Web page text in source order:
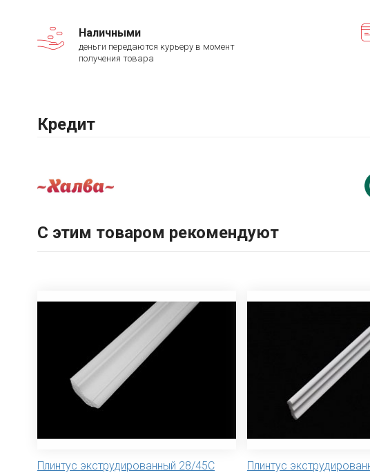
Наличными
деньги передаются курьеру в момент
получения товара
Кредит
С этим товаром рекомендуют
Плинтус экструдированный 28/45С Плинтус